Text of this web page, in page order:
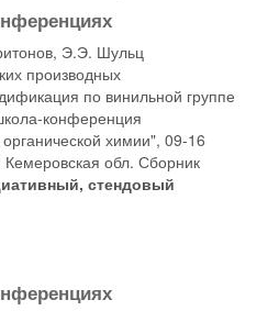
Э.Э. Шульц
производных
по винильной группе
конференция
химии", 09-16
обл. Сборник
стендовый